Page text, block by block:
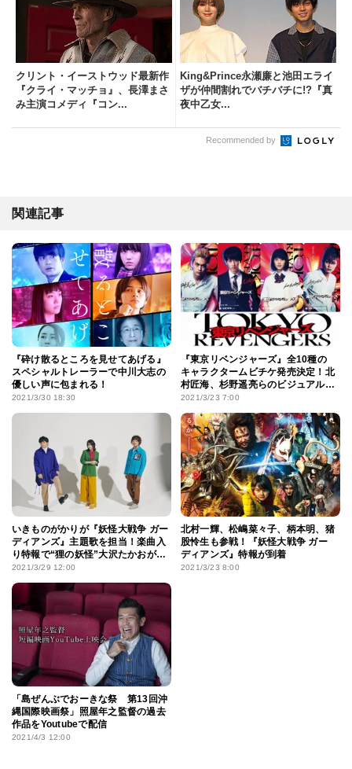
クリント・イーストウッド最新作
『クライ・マッチョ』、長澤まさ
み主演コメディ『コン...
King&Prince永瀬廉と池田エライ
ザが仲間割れでバチバチに!?『真
夜中乙女...
Recommended by
関連記事
『砕け散るところを見せてあげる』
スペシャルトレーラーで中川大志の
優しい声に包まれる！
2021/3/30 18:30
『東京リベンジャーズ』全10種の
キャラクタームビチケ発売決定！北
村匠海、杉野遥亮らのビジュアル解
禁
2021/3/23 7:00
いきものがかりが『妖怪大戦争 ガー
ディアンズ』主題歌を担当！楽曲入
り特報で“狸の妖怪”大沢たかおが腹
太鼓を披露
2021/3/29 12:00
北村一輝、松嶋菜々子、柄本明、猪
股怜生も参戦！『妖怪大戦争 ガー
ディアンズ』特報が到着
2021/3/23 8:00
「島ぜんぶでおーきな祭 第13回沖
縄国際映画祭」照屋年之監督の過去
作品をYoutubeで配信
2021/4/3 12:00